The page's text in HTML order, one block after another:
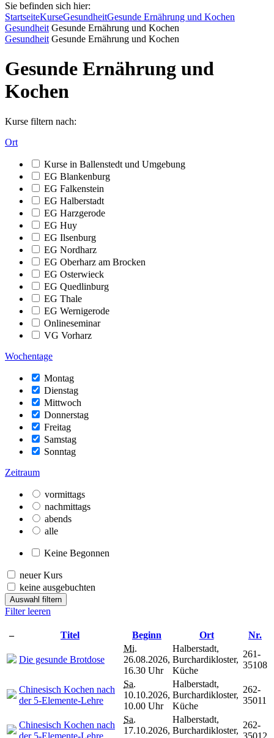
Sie befinden sich hier:
StartseiteKurseGesundheitGesunde Ernährung und Kochen
Gesundheit Gesunde Ernährung und Kochen
Gesundheit Gesunde Ernährung und Kochen
Gesunde Ernährung und
Kochen
Kurse filtern nach:
Ort
Kurse in Ballenstedt und Umgebung
EG Blankenburg
EG Falkenstein
EG Halberstadt
EG Harzgerode
EG Huy
EG Ilsenburg
EG Nordharz
EG Oberharz am Brocken
EG Osterwieck
EG Quedlinburg
EG Thale
EG Wernigerode
Onlineseminar
VG Vorharz
Wochentage
Montag
Dienstag
Mittwoch
Donnerstag
Freitag
Samstag
Sonntag
Zeitraum
vormittags
nachmittags
abends
alle
Keine Begonnen
neuer Kurs
keine ausgebuchten
Auswahl filtern
Filter leeren
– Titel Beginn Ort Nr.
Die gesunde Brotdose
Mi.
26.08.2026,
16.30 Uhr
Halberstadt,
Burchardikloster,
Küche
261-
35108
Chinesisch Kochen nach
der 5-Elemente-Lehre
Sa.
10.10.2026,
10.00 Uhr
Halberstadt,
Burchardikloster,
Küche
262-
35011
Chinesisch Kochen nach
der 5-Elemente-Lehre
Sa.
17.10.2026,
Halberstadt,
Burchardikloster,
262-
35012